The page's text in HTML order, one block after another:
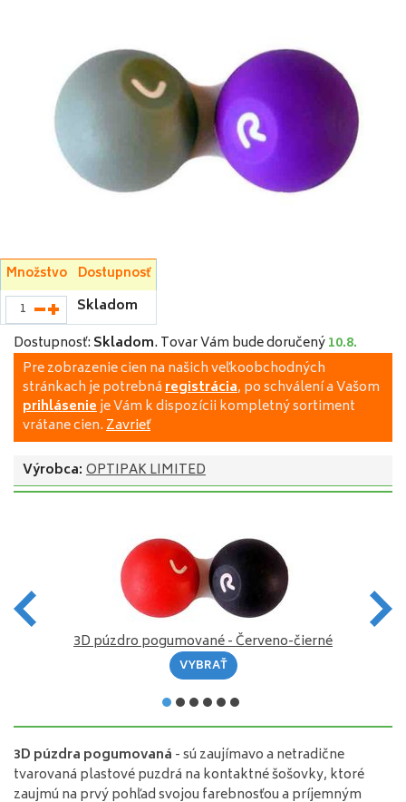
Množstvo Dostupnosť
Skladom
Dostupnosť: Skladom. Tovar Vám bude doručený10.8.
Pre zobrazenie cien na našich veľkoobchodných
stránkach je potrebnáregistrácia, po schválení a Vašom
prihlásenieje Vám k dispozícii kompletný sortiment
vrátane cien.Zavrieť
Výrobca: OPTIPAK LIMITED
3D púzdro pogumované - Červeno-čierné
VYBRAŤ
3D púzdra pogumovaná -sú zaujímavoa netradične
tvarovaná plastové puzdrá na kontaktnéšošovky, ktoré
zaujmú na prvýpohľad svojou farebnosťoua príjemným